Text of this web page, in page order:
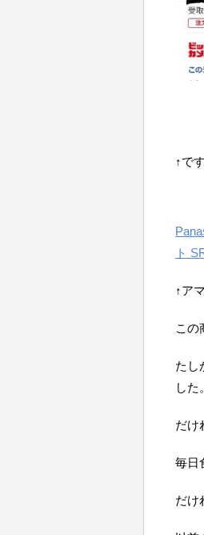
↑で
ト
↑ア
この
たし
した。
だけ
毎日
だけ